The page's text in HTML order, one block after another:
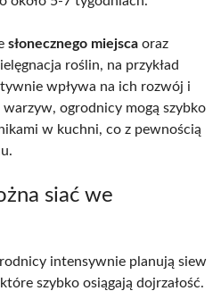
słonecznego miejsca oraz
roślin, na przykład
wpływa na ich rozwój i
ogrodnicy mogą szybko
w kuchni, co z pewnością
siać we
intensywnie planują siew
szybko osiągają dojrzałość.